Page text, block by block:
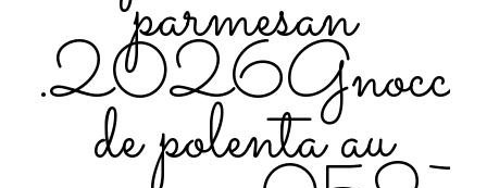
de polenta au